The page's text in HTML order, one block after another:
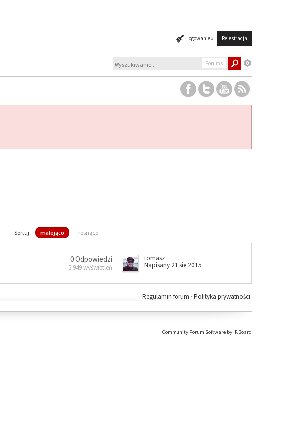
Logowanie » Rejestracja
Forums
Sortuj malejąco rosnąco
0 Odpowiedzi
5 949 wyświetleń
tomasz
Napisany 21 sie 2015
Polityka prywatności
Regulamin forum ·
Community Forum Software by IP.Board